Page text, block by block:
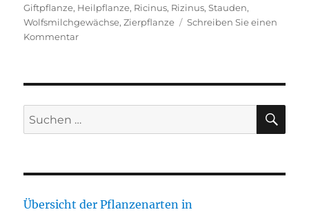
Giftpflanze, Heilpflanze, Ricinus, Rizinus,Stauden,
Wolfsmilchgewächse,Zierpflanze
Schreiben Sie einen
Kommentarzu
Suche
nach:
Übersicht der Pflanzenarten in